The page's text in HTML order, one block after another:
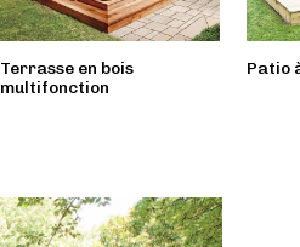
Terrasse en bois
multifonction
Patio